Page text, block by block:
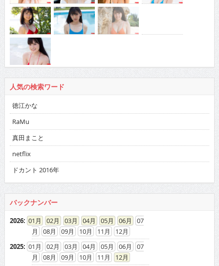
人気の検索ワード
徳江かな
RaMu
真田まこと
netflix
ドカント 2016年
バックナンバー
2026: 01 02 03 04 05 06
07
08
09 10 11
12
2025: 01 02 03 04 05 06
07
08
09 10 11
12